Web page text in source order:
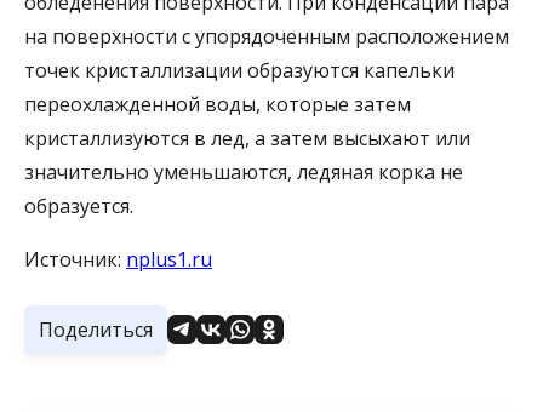
на поверхности с упорядоченным расположением
точек кристаллизации образуются капельки
переохлажденной воды, которые затем
кристаллизуются в лед, а затем высыхают или
значительно уменьшаются, ледяная корка не
образуется.
Источник: nplus1.ru
Поделиться